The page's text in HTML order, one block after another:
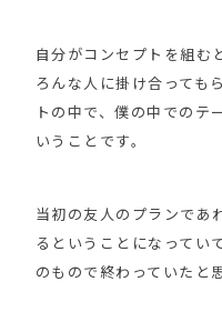
自分がコンセプトを組む
ろんな人に掛け合っても
トの中で、僕の中でのテ
いうことです。
当初の友人のプランであ
るということになってい
のもので終わっていたと